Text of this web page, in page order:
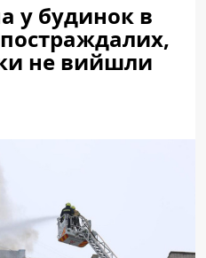
у будинок в
не вийшли